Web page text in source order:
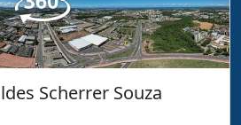
Scherrer Souza